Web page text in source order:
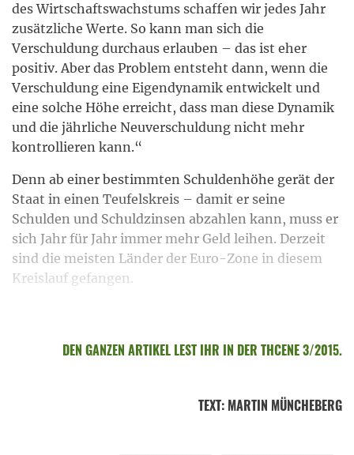
des Wirtschaftswachstums schaffen wir jedes Jahr
zusätzliche Werte. So kann man sich die
Verschuldung durchaus erlauben – das ist eher
positiv. Aber das Problem entsteht dann, wenn die
Verschuldung eine Eigendynamik entwickelt und
eine solche Höhe erreicht, dass man diese Dynamik
und die jährliche Neuverschuldung nicht mehr
kontrollieren kann.“
Denn ab einer bestimmten Schuldenhöhe gerät der
Staat in einen Teufelskreis – damit er seine
Schulden und Schuldzinsen abzahlen kann, muss er
sich Jahr für Jahr immer mehr Geld leihen. Derzeit
sind die meisten Länder der Euro-Zone in diesem
Kreislauf gefangen.
DEN GANZEN ARTIKEL LEST IHR IN DER THCENE 3/2015.
TEXT: MARTIN MÜNCHEBERG